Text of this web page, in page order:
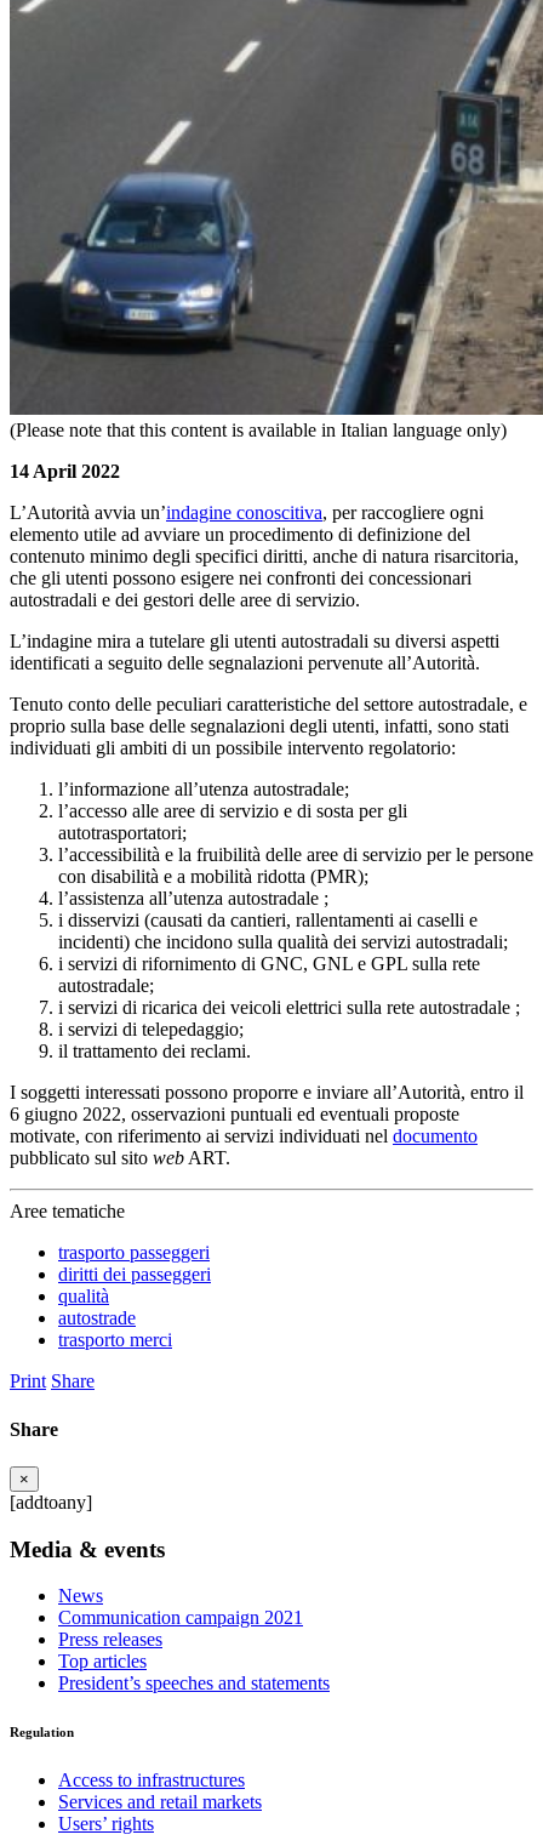
(Please note that this content is available in Italian language only)
14 April 2022
L’Autorità avvia un’indagine conoscitiva, per raccogliere ogni
elemento utile ad avviare un procedimento di definizione del
contenuto minimo degli specifici diritti, anche di natura risarcitoria,
che gli utenti possono esigere nei confronti dei concessionari
autostradali e dei gestori delle aree di servizio.
L’indagine mira a tutelare gli utenti autostradali su diversi aspetti
identificati a seguito delle segnalazioni pervenute all’Autorità.
Tenuto conto delle peculiari caratteristiche del settore autostradale, e
proprio sulla base delle segnalazioni degli utenti, infatti, sono stati
individuati gli ambiti di un possibile intervento regolatorio:
l’informazione all’utenza autostradale;
l’accesso alle aree di servizio e di sosta per gli
autotrasportatori;
l’accessibilità e la fruibilità delle aree di servizio per le persone
con disabilità e a mobilità ridotta (PMR);
l’assistenza all’utenza autostradale ;
i disservizi (causati da cantieri, rallentamenti ai caselli e
incidenti) che incidono sulla qualità dei servizi autostradali;
i servizi di rifornimento di GNC, GNL e GPL sulla rete
autostradale;
i servizi di ricarica dei veicoli elettrici sulla rete autostradale ;
i servizi di telepedaggio;
il trattamento dei reclami.
I soggetti interessati possono proporre e inviare all’Autorità, entro il
6 giugno 2022, osservazioni puntuali ed eventuali proposte
motivate, con riferimento ai servizi individuati nel documento
pubblicato sul sito webART.
Aree tematiche
trasporto passeggeri
diritti dei passeggeri
qualità
autostrade
trasporto merci
Print Share
Share
×
[addtoany]
Media & events
News
Communication campaign 2021
Press releases
Top articles
President’s speeches and statements
Regulation
Access to infrastructures
Services and retail markets
Users’ rights